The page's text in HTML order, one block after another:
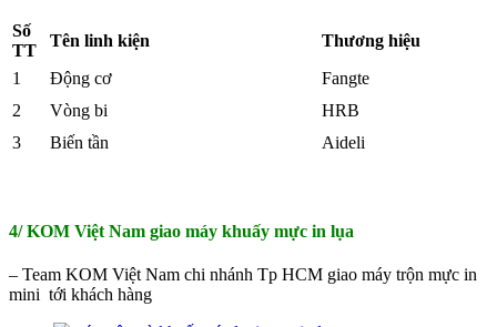
Số
TT
Tên linh kiện
Thương hiệu
1
Động cơ
Fangte
2
Vòng bi
HRB
3
Biến tần Aideli
4/ KOM Việt Nam giao máy khuấy mực in lụa
– Team KOM Việt Nam chi nhánh Tp HCM giao máy trộn mực in
mini tới khách hàng